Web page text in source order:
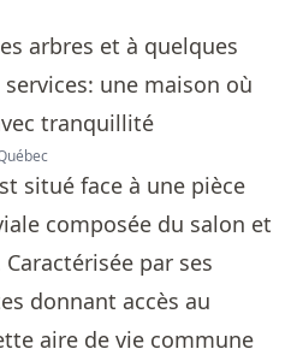
situé face à une pièce
composée du salon et
par ses
donnant accès au
aire de vie commune